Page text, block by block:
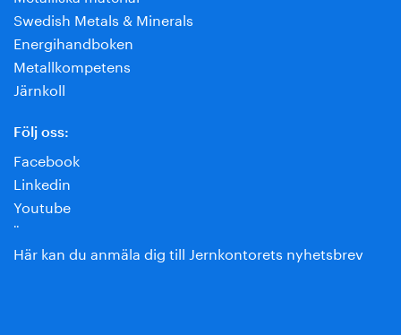
Swedish Metals & Minerals
Energihandboken
Metallkompetens
Järnkoll
Följ oss:
Facebook
Linkedin
Youtube
¨
Här kan du anmäla dig till Jernkontorets nyhetsbrev